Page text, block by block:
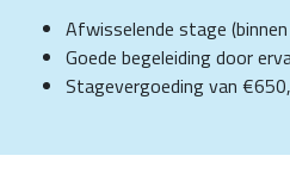
Afwisselende stage
Goede begeleiding door
Stagevergoeding van